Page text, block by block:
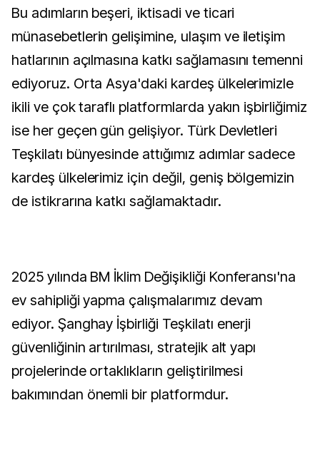
Bu adımların beşeri, iktisadi ve ticari
münasebetlerin gelişimine, ulaşım ve iletişim
hatlarının açılmasına katkı sağlamasını temenni
ediyoruz. Orta Asya'daki kardeş ülkelerimizle
ikili ve çok taraflı platformlarda yakın işbirliğimiz
ise her geçen gün gelişiyor. Türk Devletleri
Teşkilatı bünyesinde attığımız adımlar sadece
kardeş ülkelerimiz için değil, geniş bölgemizin
de istikrarına katkı sağlamaktadır.
2025 yılında BM İklim Değişikliği Konferansı'na
ev sahipliği yapma çalışmalarımız devam
ediyor. Şanghay İşbirliği Teşkilatı enerji
güvenliğinin artırılması, stratejik alt yapı
projelerinde ortaklıkların geliştirilmesi
bakımından önemli bir platformdur.